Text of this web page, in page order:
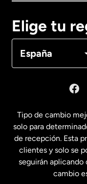
Elige tu
España
Estados
Estados
Tipo de cambio
solo para
de recepción. Esta
clientes y solo se
seguirán aplicando
cambio